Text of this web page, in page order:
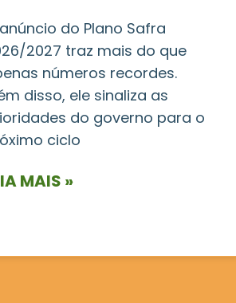
do Plano Safra
2027 traz mais do que
números recordes.
disso, ele sinaliza as
do governo para o
ciclo
MAIS »